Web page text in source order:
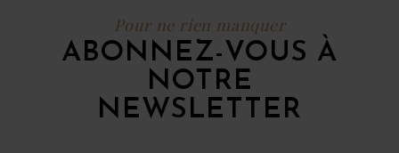
Pour ne rien manquer
ABONNEZ-VOUS À
NOTRE
NEWSLETTER